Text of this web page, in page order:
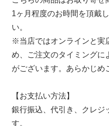
1ヶ月程度のお時間を頂戴
い。
※当店ではオンラインと実
め、ご注文のタイミングに
がございます。あらかじめご
【お支払い方法】
銀行振込、代引き、クレジ
す。